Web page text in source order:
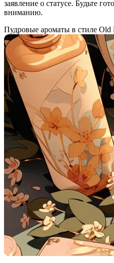
заявление о статусе. Будьте
вниманию.
Пудровые ароматы в стиле Old